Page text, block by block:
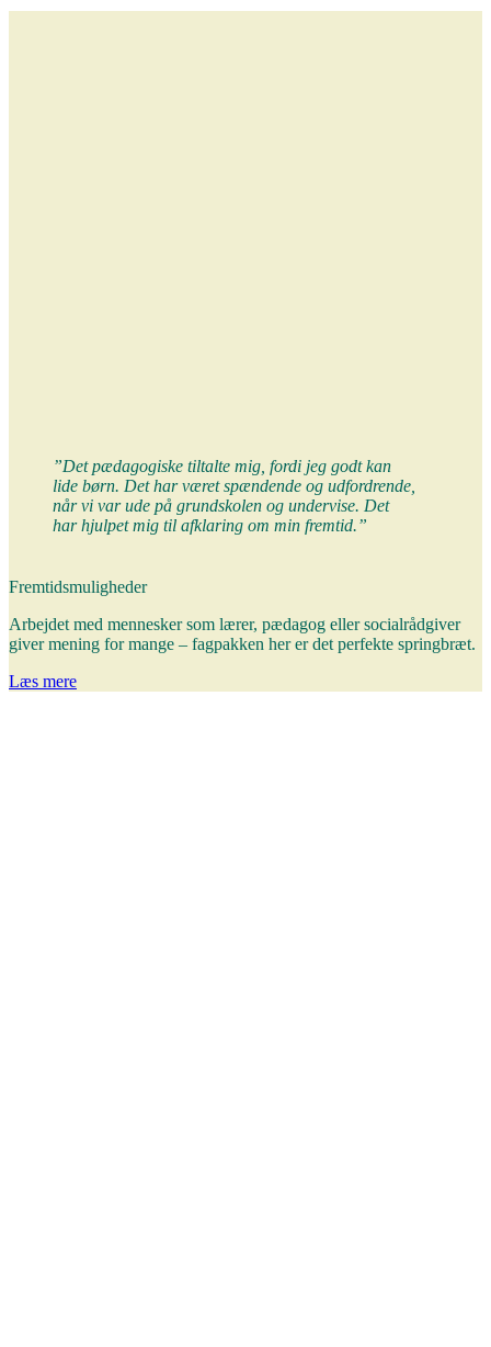
Fremtidsmuligheder
Arbejdet med mennesker som lærer, pædagog eller socialrådgiver
giver mening for mange – fagpakken her er det perfekte springbræt.
Læs mere
”Det pædagogiske tiltalte mig, fordi jeg godt kan
lide børn. Det har været spændende og udfordrende,
når vi var ude på grundskolen og undervise. Det
har hjulpet mig til afklaring om min fremtid.”